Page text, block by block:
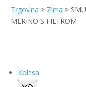
Trgovina > Zima >
MERINO S FILTROM
Kolesa